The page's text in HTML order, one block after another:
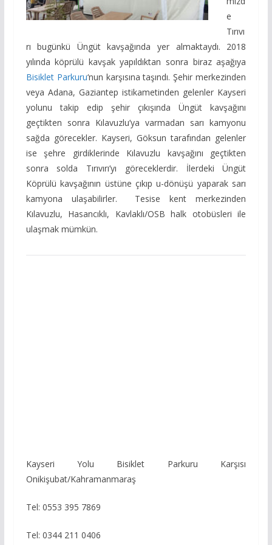
e
Tırıvı
rı bugünkü Üngüt kavşağında yer almaktaydı. 2018
yılında köprülü kavşak yapıldıktan sonra biraz aşağıya
Bisiklet Parkuru‘nun karşısına taşındı. Şehir merkezinden
veya Adana, Gaziantep istikametinden gelenler Kayseri
yolunu takip edip şehir çıkışında Üngüt kavşağını
geçtikten sonra Kılavuzlu’ya varmadan sarı kamyonu
sağda görecekler. Kayseri, Göksun tarafından gelenler
ise şehre girdiklerinde Kılavuzlu kavşağını geçtikten
sonra solda Tırıvırı’yı göreceklerdir. İlerdeki Üngüt
Köprülü kavşağının üstüne çıkıp u-dönüşü yaparak sarı
kamyona ulaşabilirler. Tesise kent merkezinden
Kılavuzlu, Hasancıklı, Kavlaklı/OSB halk otobüsleri ile
ulaşmak mümkün.
Kayseri Yolu Bisiklet Parkuru Karşısı
Onikişubat/Kahramanmaraş
Tel: 0553 395 7869
Tel: 0344 211 0406